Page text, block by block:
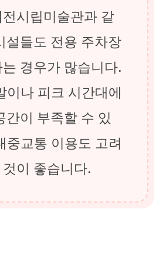
시립미술관과 같
설들도 전용 주차장
경우가 많습니다.
이나 피크 시간대에
간이 부족할 수 있
중교통 이용도 고려
이 좋습니다.